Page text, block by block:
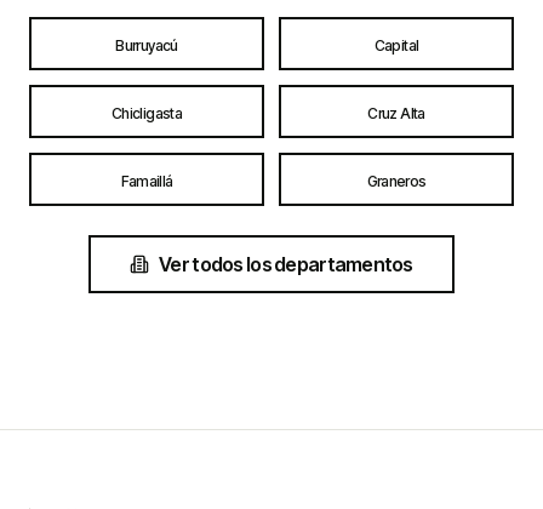
Burruyacú Capital
Chicligasta Cruz Alta
Famaillá Graneros
Ver todos los departamentos